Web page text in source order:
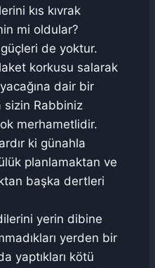
kıs kıvrak
mi oldular?
de yoktur.
korkusu salarak
dair bir
sizin Rabbiniz
merhametlidir.
ki günahla
planlamaktan ve
başka dertleri
yerin dibine
yerden bir
yaptıkları kötü